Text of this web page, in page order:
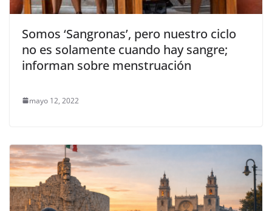
Somos ‘Sangronas’, pero nuestro ciclo
no es solamente cuando hay sangre;
informan sobre menstruación
mayo 12, 2022